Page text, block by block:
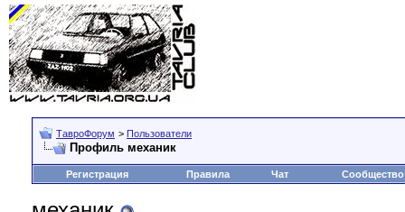
ТавроФорум > Пользователи
Профиль механик
Регистрация Правила Чат Сообщество